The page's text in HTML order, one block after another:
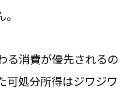
る消費が優先されるの
可処分所得はジワジワ